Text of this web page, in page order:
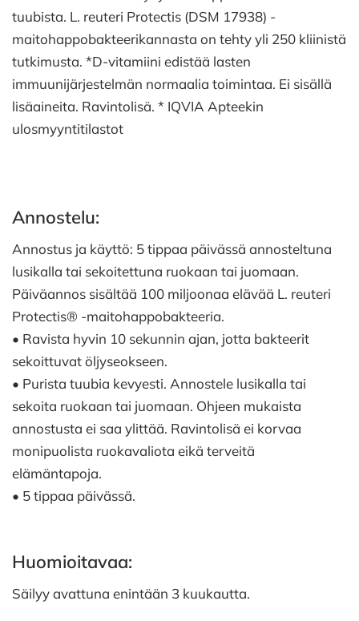
tuubista. L. reuteri Protectis (DSM 17938) -
maitohappobakteerikannasta on tehty yli 250 kliinistä
tutkimusta. *D-vitamiini edistää lasten
immuunijärjestelmän normaalia toimintaa. Ei sisällä
lisäaineita. Ravintolisä. * IQVIA Apteekin
ulosmyyntitilastot
Annostelu:
Annostus ja käyttö: 5 tippaa päivässä annosteltuna
lusikalla tai sekoitettuna ruokaan tai juomaan.
Päiväannos sisältää 100 miljoonaa elävää L. reuteri
Protectis® -maitohappobakteeria.
• Ravista hyvin 10 sekunnin ajan, jotta bakteerit
sekoittuvat öljyseokseen.
• Purista tuubia kevyesti. Annostele lusikalla tai
sekoita ruokaan tai juomaan. Ohjeen mukaista
annostusta ei saa ylittää. Ravintolisä ei korvaa
monipuolista ruokavaliota eikä terveitä
elämäntapoja.
• 5 tippaa päivässä.
Huomioitavaa:
Säilyy avattuna enintään 3 kuukautta.